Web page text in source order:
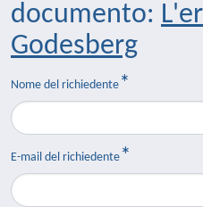
documento:
Godesberg
Nome del richiedente
E-mail del richiedente